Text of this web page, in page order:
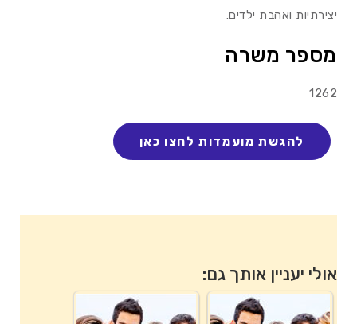
יצירתיות ואהבת ילדים.
מספר משרה
1262
אולי יעניין אותך גם: